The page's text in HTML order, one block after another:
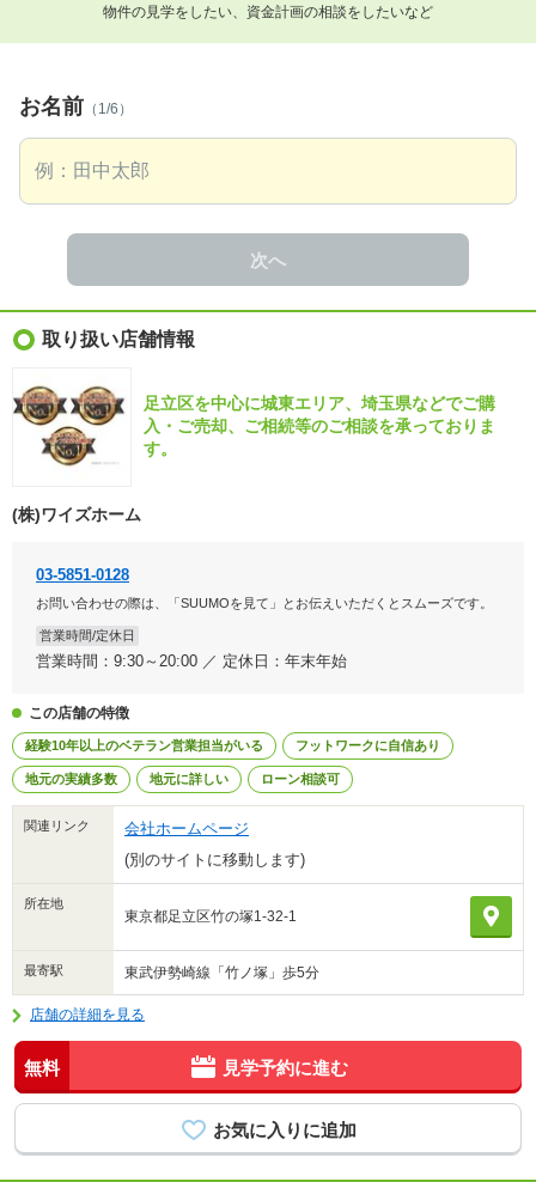
物件の見学をしたい、資金計画の相談をしたいなど
お名前 （1/6）
次へ
取り扱い店舗情報
足立区を中心に城東エリア、埼玉県などでご購
入・ご売却、ご相続等のご相談を承っておりま
す。
(株)ワイズホーム
03-5851-0128
お問い合わせの際は、「SUUMOを見て」とお伝えいただくとスムーズです。
営業時間/定休日
営業時間：9:30～20:00 ／ 定休日：年末年始
この店舗の特徴
経験10年以上のベテラン営業担当がいる フットワークに自信あり
地元の実績多数 地元に詳しい ローン相談可
関連リンク
会社ホームページ
(別のサイトに移動します)
所在地
東京都足立区竹の塚1-32-1
最寄駅 東武伊勢崎線「竹ノ塚」歩5分
店舗の詳細を見る
無料 見学予約に進む